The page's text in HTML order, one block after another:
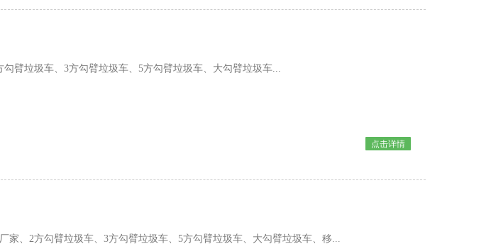
垃圾车、3方勾臂垃圾车、5方勾臂垃圾车、大勾臂垃圾车...
点击详情
家、2方勾臂垃圾车、3方勾臂垃圾车、5方勾臂垃圾车、大勾臂垃圾车、移...